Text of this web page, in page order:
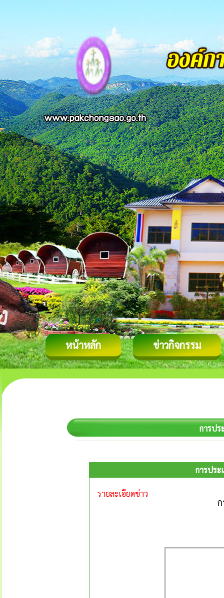
หน้าหลัก ข่าวกิจกรรม
การปร
การปร
รายละเอียดข่าว